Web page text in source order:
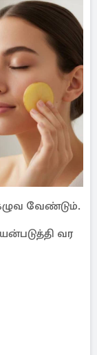
வேண்டும்.
வர